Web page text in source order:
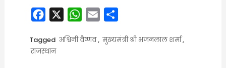
Facebook WhatsApp
Email
Tagged अश्विनी वैष्णव, मुख्यमंत्री श्री भजनलाल शर्मा,
राजस्थान